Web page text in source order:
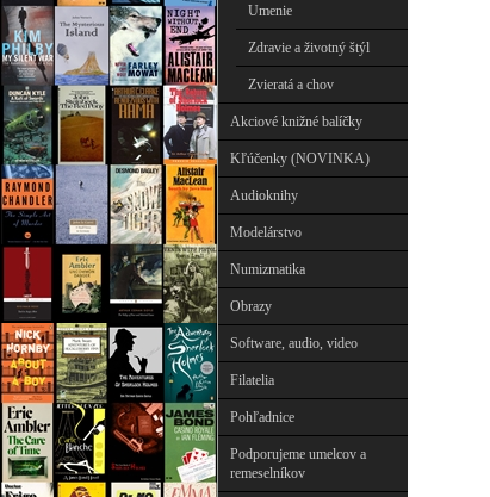
Umenie
Zdravie a životný štýl
Zvieratá a chov
Akciové knižné balíčky
Kľúčenky (NOVINKA)
Audioknihy
Modelárstvo
Numizmatika
Obrazy
Software, audio, video
Filatelia
Pohľadnice
Podporujeme umelcov a
remeselníkov